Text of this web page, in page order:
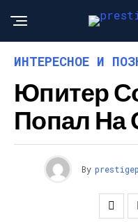
ИНТЕРЕСНОЕ И
Юпитер
Попал На
By